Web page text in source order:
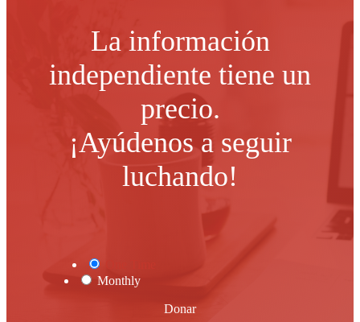
La información
independiente tiene un
precio.
¡Ayúdenos a seguir
luchando!
Monthly
Donar